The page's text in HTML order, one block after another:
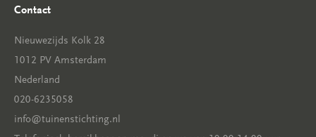
Contact
Nieuwezijds Kolk 28
1012 PV Amsterdam
Nederland
020-6235058
info@tuinenstichting.nl